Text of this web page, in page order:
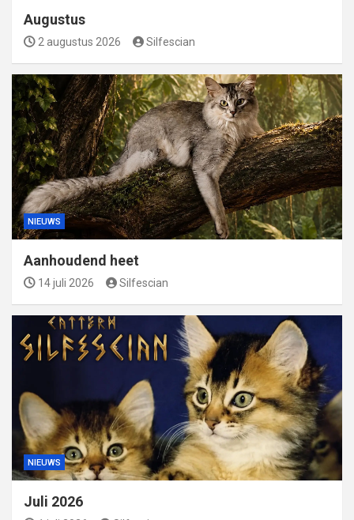
Augustus
2 augustus 2026 Silfescian
NIEUWS
Aanhoudend heet
14 juli 2026 Silfescian
NIEUWS
Juli 2026